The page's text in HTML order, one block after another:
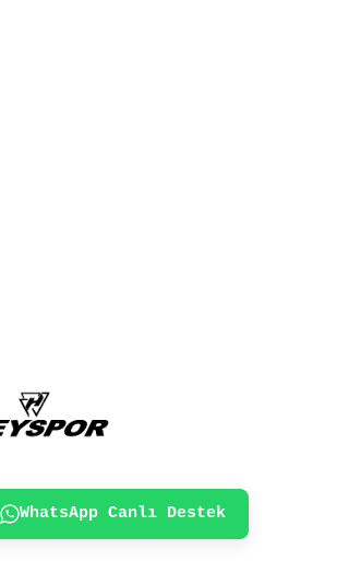
WhatsApp Canlı Destek